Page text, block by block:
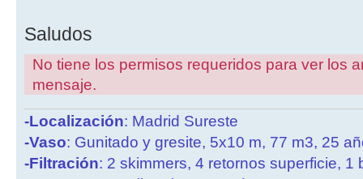
Saludos
No tiene los permisos requeridos para ver los
mensaje.
-Localización: Madrid Sureste
-Vaso: Gunitado y gresite, 5x10 m, 77 m3, 25
-Filtración: 2 skimmers, 4 retornos superficie, 1